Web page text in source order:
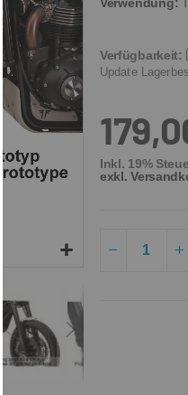
Verfügbarkeit:
Update
Inkl. 19%
exkl.